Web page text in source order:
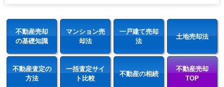
不動産売却
の基礎知識
マンション売
却法
一戸建て売却
法
土地売却法
不動産査定の
方法
一括査定サイ
ト比較
不動産の相続
不動産売却
TOP